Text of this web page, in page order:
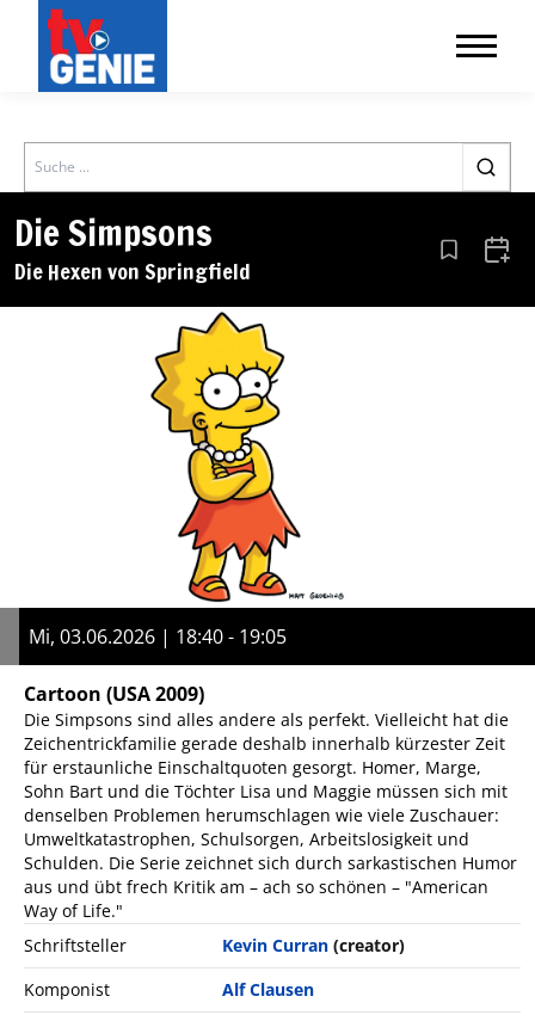
Search
Die Simpsons
Die Hexen von Springfield Aus den
Mi, 03.06.2026 | 18:40 - 19:05
Cartoon (USA 2009)
Die Simpsons sind alles andere als perfekt. Vielleicht hat die
Zeichentrickfamilie gerade deshalb innerhalb kürzester Zeit
für erstaunliche Einschaltquoten gesorgt. Homer, Marge,
Sohn Bart und die Töchter Lisa und Maggie müssen sich mit
denselben Problemen herumschlagen wie viele Zuschauer:
Umweltkatastrophen, Schulsorgen, Arbeitslosigkeit und
Schulden. Die Serie zeichnet sich durch sarkastischen Humor
aus und übt frech Kritik am – ach so schönen – "American
Way of Life."
Schriftsteller
Kevin Curran (creator)
Komponist
Alf Clausen